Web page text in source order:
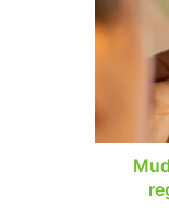
a